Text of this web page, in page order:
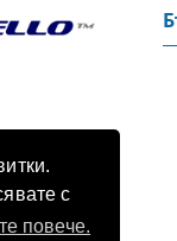
с
повече.